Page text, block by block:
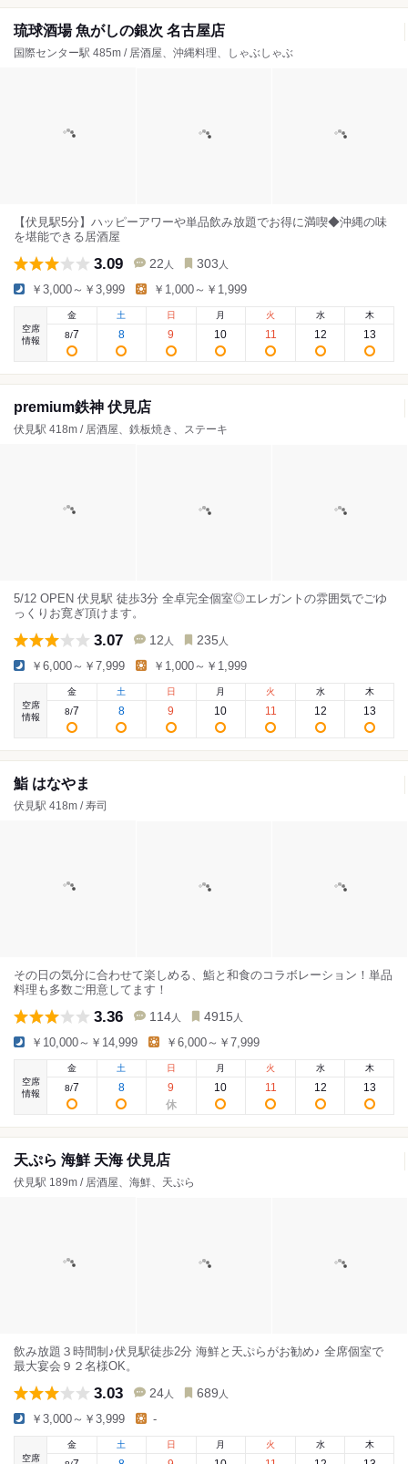
琉球酒場 魚がしの銀次 名古屋店
国際センター駅 485m / 居酒屋、沖縄料理、しゃぶしゃぶ
【伏見駅5分】ハッピーアワーや単品飲み放題でお得に満喫◆沖縄の味
を堪能できる居酒屋
3.09 22 人 303 人
￥3,000～￥3,999 ￥1,000～￥1,999
空席
情報
金
8/7
土
8
日
9
月
10
火
11
水
12
木
13
premium鉄神 伏見店
伏見駅 418m / 居酒屋、鉄板焼き、ステーキ
5/12 OPEN 伏見駅 徒歩3分 全卓完全個室◎エレガントの雰囲気でごゆ
っくりお寛ぎ頂けます。
3.07 12 人 235 人
￥6,000～￥7,999 ￥1,000～￥1,999
空席
情報
金
8/7
土
8
日
9
月
10
火
11
水
12
木
13
鮨 はなやま
伏見駅 418m / 寿司
その日の気分に合わせて楽しめる、鮨と和食のコラボレーション！単品
料理も多数ご用意してます！
3.36 114 人 4915 人
￥10,000～￥14,999 ￥6,000～￥7,999
空席
情報
金
8/7
土
8
日
9
月
10
火
11
水
12
木
13
天ぷら 海鮮 天海 伏見店
伏見駅 189m / 居酒屋、海鮮、天ぷら
飲み放題３時間制♪伏見駅徒歩2分 海鮮と天ぷらがお勧め♪ 全席個室で
最大宴会９２名様OK。
3.03 24 人 689 人
￥3,000～￥3,999 -
空席
金
土 日 月 火 水 木